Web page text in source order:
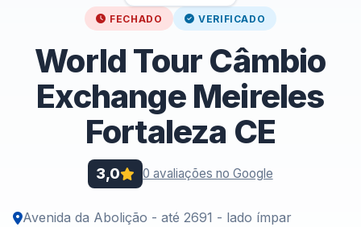
FECHADO VERIFICADO
World Tour Câmbio
Exchange Meireles
Fortaleza CE
3,0 0 avaliações no Google
Avenida da Abolição - até 2691 - lado ímpar